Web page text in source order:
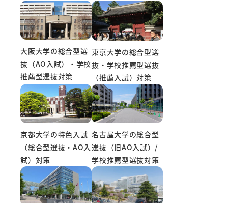
大阪大学の総合型選
抜（AO入試）・学校
推薦型選抜対策
東京大学の総合型選
抜・学校推薦型選抜
（推薦入試）対策
京都大学の特色入試
（総合型選抜・AO入
試）対策
名古屋大学の総合型
選抜（旧AO入試）/
学校推薦型選抜対策